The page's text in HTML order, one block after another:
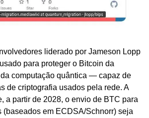
para proteger o Bitcoin da
computação quântica — capaz de
de criptografia usados pela rede. A
a partir de 2028, o envio de BTC para
(baseados em ECDSA/Schnorr) seja